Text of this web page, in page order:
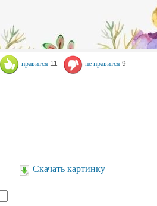
нравится 11 не нравится 9
Скачать картинку